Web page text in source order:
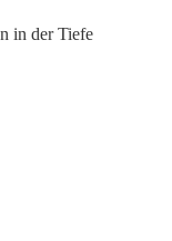
in der Tiefe